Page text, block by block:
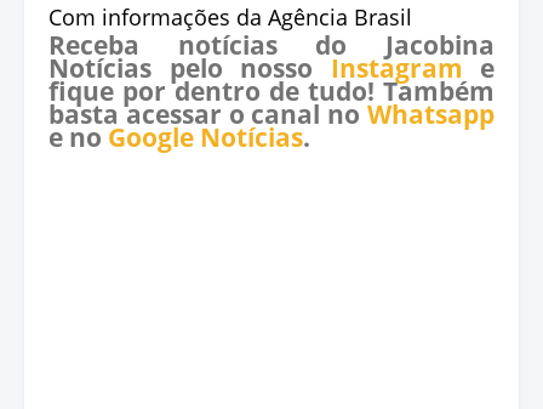
Com informações da Agência Brasil
Receba notícias do Jacobina
Notícias pelo nosso Instagram e
fique por dentro de tudo! Também
basta acessar o canal no Whatsapp
e no Google Notícias.